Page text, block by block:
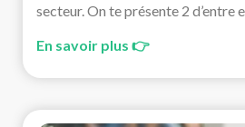
secteur. On te présente 2 d’entre
En savoir plus 👉